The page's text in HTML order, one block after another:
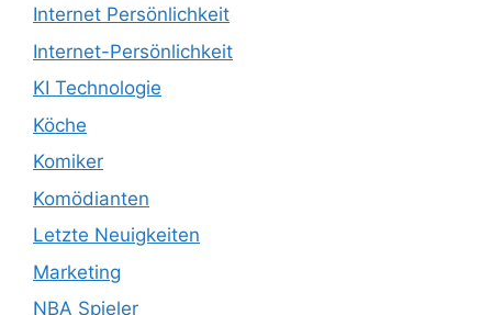
Internet Persönlichkeit
Internet-Persönlichkeit
KI Technologie
Köche
Komiker
Komödianten
Letzte Neuigkeiten
Marketing
NBA Spieler